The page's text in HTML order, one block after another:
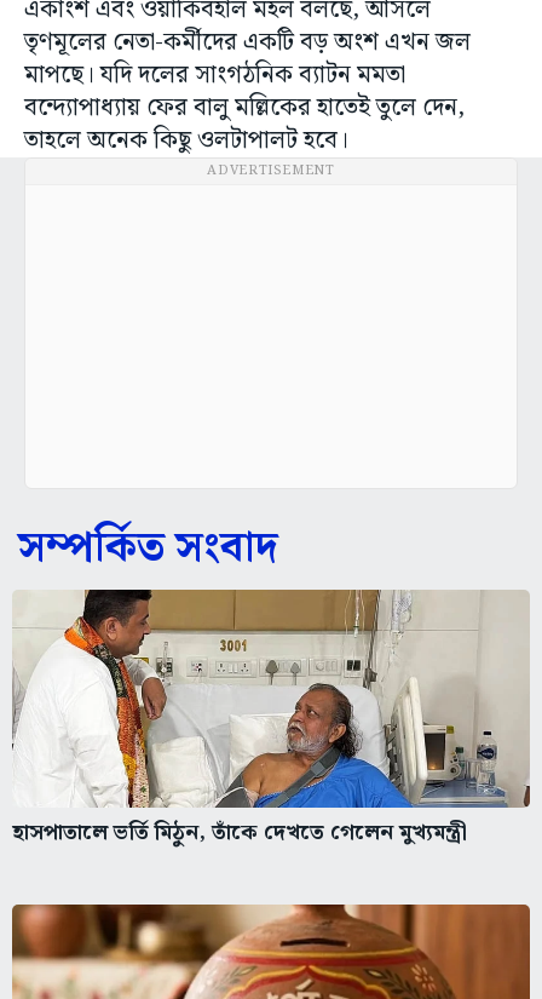
একাংশ এবং ওয়াকিবহাল মহল বলছে, আসলে
তৃণমূলের নেতা-কর্মীদের একটি বড় অংশ এখন জল
মাপছে। যদি দলের সাংগঠনিক ব্যাটন মমতা
বন্দ্যোপাধ্যায় ফের বালু মল্লিকের হাতেই তুলে দেন,
তাহলে অনেক কিছু ওলটাপালট হবে।
ADVERTISEMENT
সম্পর্কিত সংবাদ
হাসপাতালে ভর্তি মিঠুন, তাঁকে দেখতে গেলেন মুখ্যমন্ত্রী